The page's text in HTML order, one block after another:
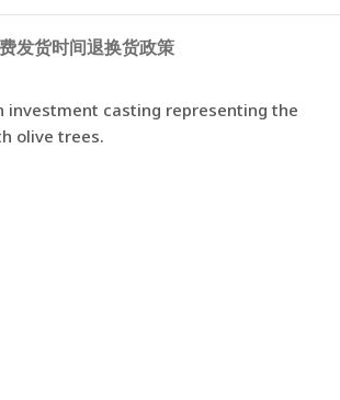
发货时间退换货政策
investment casting representing the
olive trees.